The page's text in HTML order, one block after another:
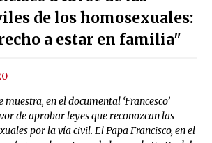
de los homosexuales:
a estar en familia"
muestra, en el documental ‘Francesco’
de aprobar leyes que reconozcan las
por la vía civil. El Papa Francisco, en el